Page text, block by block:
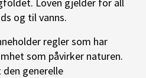
og til vanns.
regler som har
som påvirker naturen.
generelle